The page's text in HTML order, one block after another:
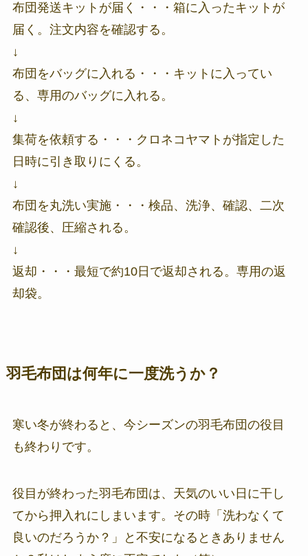
布団発送キットが届く・・・箱に入ったキットが
届く。注文内容を確認する。
↓
布団をバッグに入れる・・・キットに入ってい
る、専用のバッグに入れる。
↓
集荷を依頼する・・・クロネコヤマトが指定した
日時に引き取りにくる。
↓
布団を丸洗い実施・・・検品、洗浄、確認、二次
確認後、圧縮される。
↓
返却・・・最短で約10日で返却される。専用の返
却袋。
羽毛布団は何年に一度洗うか？
寒い冬が終わると、今シーズンの羽毛布団の役目
も終わりです。
役目が終わった羽毛布団は、天気のいい日に干し
てから押入れにしまいます。その時「洗わなくて
良いのだろうか？」と不安になるときありません